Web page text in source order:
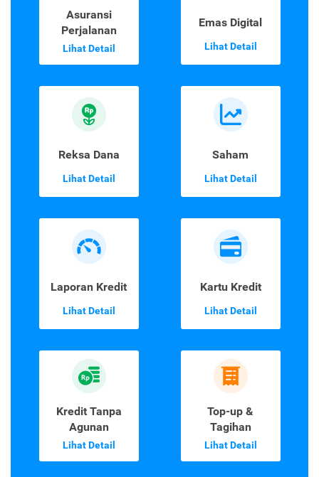
Asuransi
Perjalanan
Lihat Detail
Emas Digital
Lihat Detail
Reksa Dana
Lihat Detail
Saham
Lihat Detail
Laporan Kredit
Lihat Detail
Kartu Kredit
Lihat Detail
Kredit Tanpa
Agunan
Lihat Detail
Top-up &
Tagihan
Lihat Detail